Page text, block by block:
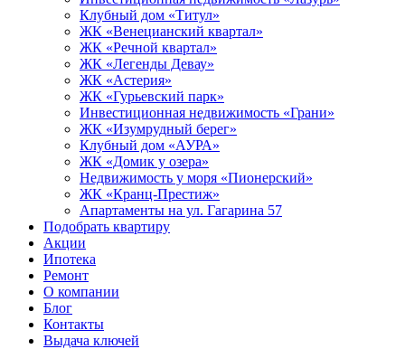
Клубный дом «Титул»
ЖК «Венецианский квартал»
ЖК «Речной квартал»
ЖК «Легенды Девау»
ЖК «Астерия»
ЖК «Гурьевский парк»
Инвестиционная недвижимость «Грани»
ЖК «Изумрудный берег»
Клубный дом «АУРА»
ЖК «Домик у озера»
Недвижимость у моря «Пионерский»
ЖК «Кранц-Престиж»
Апартаменты на ул. Гагарина 57
Подобрать квартиру
Акции
Ипотека
Ремонт
О компании
Блог
Контакты
Выдача ключей